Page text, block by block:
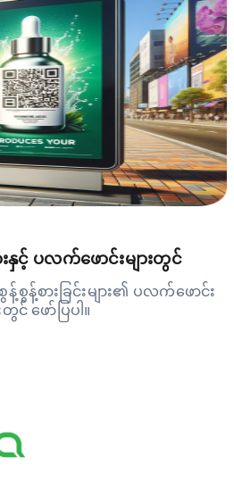
နှင့် ပလက်ဖောင်းများတွင်
စွန့်စားခြင်းများ၏ ပလက်ဖောင်း
တွင် ဖော်ပြပါ။